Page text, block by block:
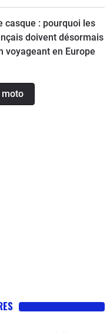
casque : pourquoi les
doivent désormais
voyageant en Europe